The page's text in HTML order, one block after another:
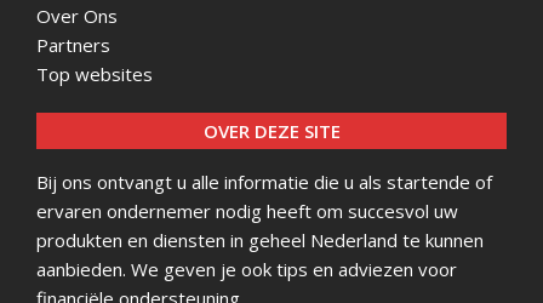
Over Ons
Partners
Top websites
OVER DEZE SITE
Bij ons ontvangt u alle informatie die u als startende of
ervaren ondernemer nodig heeft om succesvol uw
produkten en diensten in geheel Nederland te kunnen
aanbieden. We geven je ook tips en adviezen voor
financiële ondersteuning.